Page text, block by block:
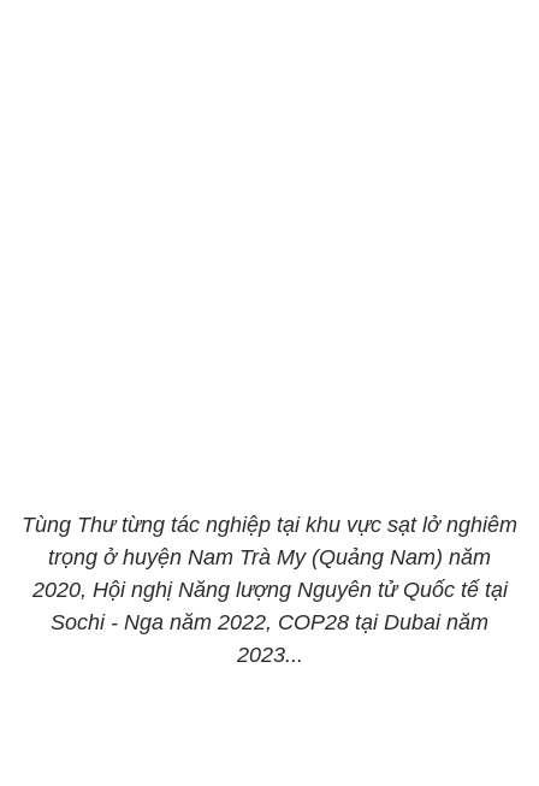
Tùng Thư từng tác nghiệp tại khu vực sạt lở nghiêm
trọng ở huyện Nam Trà My (Quảng Nam) năm
2020, Hội nghị Năng lượng Nguyên tử Quốc tế tại
Sochi - Nga năm 2022, COP28 tại Dubai năm
2023...